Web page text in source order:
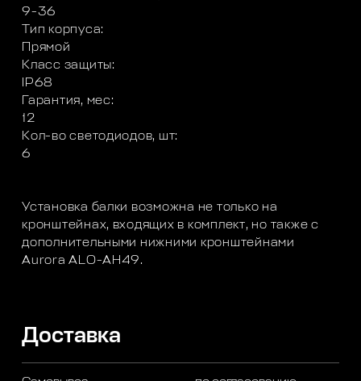
9-36
Тип корпуса:
Прямой
Класс защиты:
IP68
Гарантия, мес:
12
Кол-во светодиодов, шт:
6
Установка балки возможна не только на
кронштейнах, входящих в комплект, но также с
дополнительными нижними кронштейнами
Aurora ALO-AH49.
Доставка